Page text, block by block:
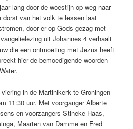
lang door de woestijn op weg naar
dorst van het volk te lessen laat
door er op Gods gezag met
uit Johannes 4 verhaalt
die een ontmoeting met Jezus heeft
hier de bemoedigende woorden
in de Martinikerk te Groningen
11:30 uur. Met voorganger Alberte
en voorzangers Stineke Haas,
Maarten van Damme en Fred